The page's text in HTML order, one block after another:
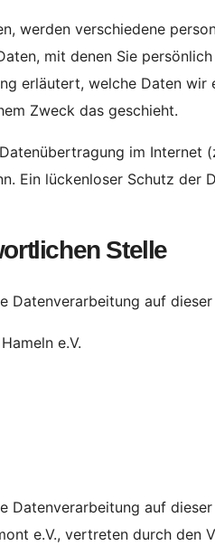
werden verschiedene
mit denen Sie
erläutert, welche Daten wir
Zweck das geschieht.
im Internet
Ein lückenloser Schutz
Stelle
Datenverarbeitung auf
e.V.
Datenverarbeitung auf
e.V., vertreten durch den